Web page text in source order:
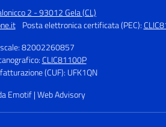
2 - 93012 Gela (CL)
Posta elettronica certificata (PEC):
82002260857
CLIC81100P
(CUF): UFK1QN
Emotif | Web Advisory